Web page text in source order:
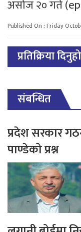
असाेज २० गते
Published On : Friday
प्रतिक्रिया
संबन्धित
प्रदेश सरकार
पाण्डेको प्रश्न